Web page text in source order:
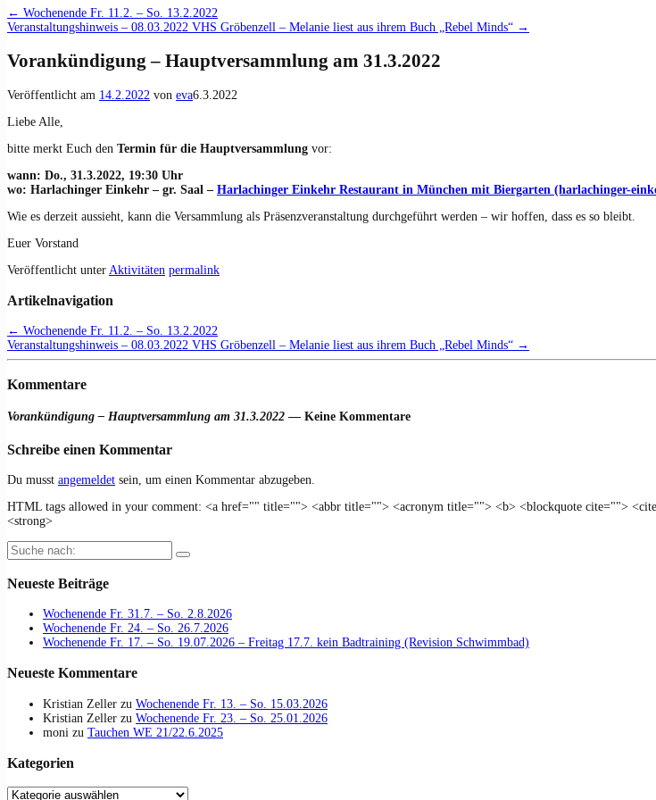
← Wochenende Fr. 11.2. – So. 13.2.2022
Veranstaltungshinweis – 08.03.2022 VHS Gröbenzell – Melanie liest aus ihrem Buch „Rebel Minds“ →
Vorankündigung – Hauptversammlung am 31.3.2022
Veröffentlicht am 14.2.2022 von eva6.3.2022
Liebe Alle,
bitte merkt Euch den Termin für die Hauptversammlung vor:
wann: Do., 31.3.2022, 19:30 Uhr
wo: Harlachinger Einkehr – gr. Saal – Harlachinger Einkehr Restaurant in München mit Biergarten (harlachinger-
Wie es derzeit aussieht, kann die Versammlung als Präsenzveranstaltung durchgeführt werden – wir hoffen, dass es so bleibt.
Euer Vorstand
Veröffentlicht unter Aktivitäten permalink
Artikelnavigation
← Wochenende Fr. 11.2. – So. 13.2.2022
Veranstaltungshinweis – 08.03.2022 VHS Gröbenzell – Melanie liest aus ihrem Buch „Rebel Minds“ →
Kommentare
Vorankündigung – Hauptversammlung am 31.3.2022 — Keine Kommentare
Schreibe einen Kommentar
Du musst angemeldet sein, um einen Kommentar abzugeben.
HTML tags allowed in your comment: <a href="" title=""> <abbr title=""> <acronym title=""> <b> <blockquote cite="">
<strong>
Suche
nach:
Neueste Beiträge
Wochenende Fr. 31.7. – So. 2.8.2026
Wochenende Fr. 24. – So. 26.7.2026
Wochenende Fr. 17. – So. 19.07.2026 – Freitag 17.7. kein Badtraining (Revision Schwimmbad)
Neueste Kommentare
Kristian Zeller zu Wochenende Fr. 13. – So. 15.03.2026
Kristian Zeller zu Wochenende Fr. 23. – So. 25.01.2026
moni zu Tauchen WE 21/22.6.2025
Kategorien
Kategorien